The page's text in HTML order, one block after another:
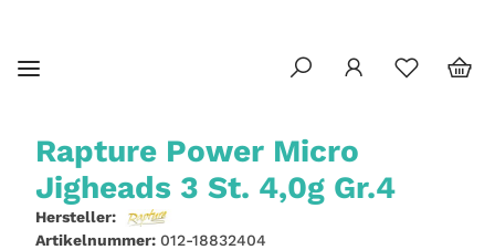
Rapture Power Micro
Jigheads 3 St. 4,0g Gr.4
Hersteller:
Artikelnummer: 012-18832404